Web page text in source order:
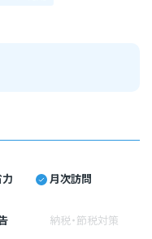
月次訪問
納税・節税対策